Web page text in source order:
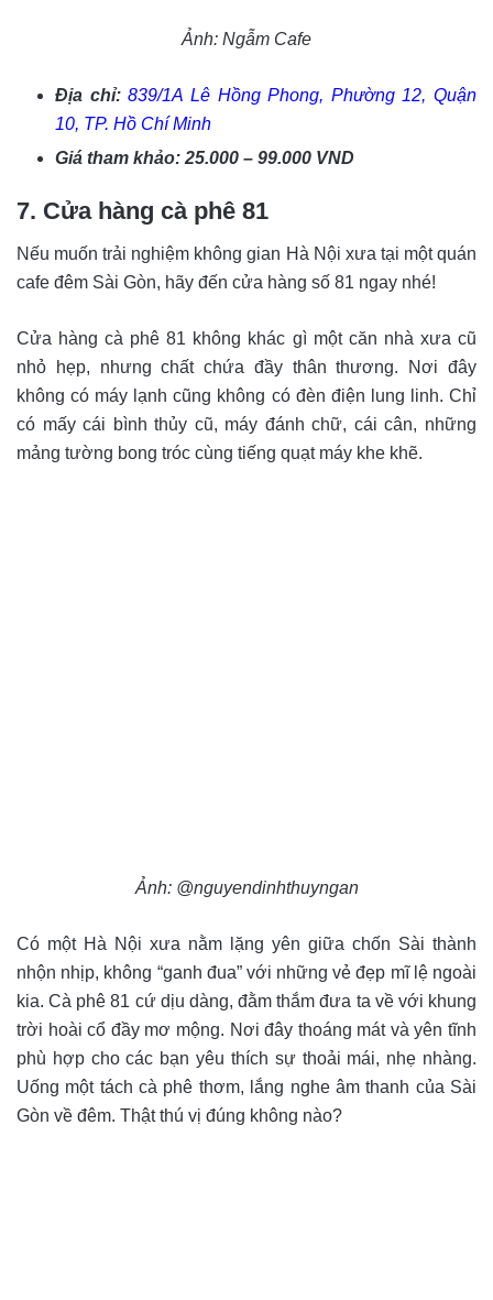
Ảnh: Ngẫm Cafe
Địa chỉ: 839/1A Lê Hồng Phong, Phường 12, Quận
10, TP. Hồ Chí Minh
Giá tham khảo: 25.000 – 99.000 VND
7. Cửa hàng cà phê 81
Nếu muốn trải nghiệm không gian Hà Nội xưa tại một quán
cafe đêm Sài Gòn, hãy đến cửa hàng số 81 ngay nhé!
Cửa hàng cà phê 81 không khác gì một căn nhà xưa cũ
nhỏ hẹp, nhưng chất chứa đầy thân thương. Nơi đây
không có máy lạnh cũng không có đèn điện lung linh. Chỉ
có mấy cái bình thủy cũ, máy đánh chữ, cái cân, những
mảng tường bong tróc cùng tiếng quạt máy khe khẽ.
Ảnh: @nguyendinhthuyngan
Có một Hà Nội xưa nằm lặng yên giữa chốn Sài thành
nhộn nhịp, không “ganh đua” với những vẻ đẹp mĩ lệ ngoài
kia. Cà phê 81 cứ dịu dàng, đằm thắm đưa ta về với khung
trời hoài cổ đầy mơ mộng. Nơi đây thoáng mát và yên tĩnh
phù hợp cho các bạn yêu thích sự thoải mái, nhẹ nhàng.
Uống một tách cà phê thơm, lắng nghe âm thanh của Sài
Gòn về đêm. Thật thú vị đúng không nào?